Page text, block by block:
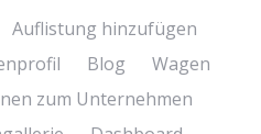
Auflistung hinzufügen
Blog
Wagen
zum Unternehmen